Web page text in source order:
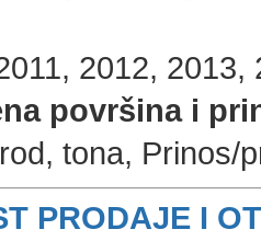
2012, 2013,
površina i
tona, Prinos/
PRODAJE I